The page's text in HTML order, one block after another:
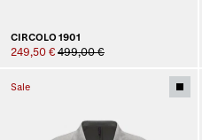
CIRCOLO 1901
249,50 € 499,00 €
Sale